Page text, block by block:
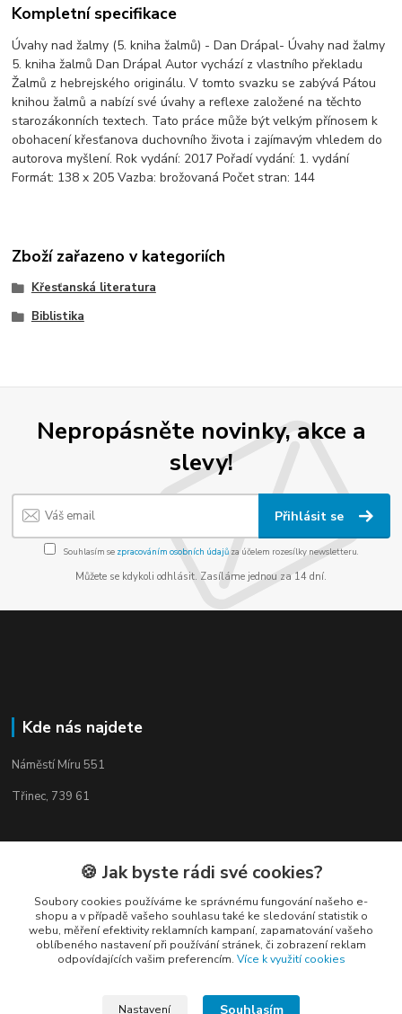
Kompletní specifikace
Úvahy nad žalmy (5. kniha žalmů) - Dan Drápal- Úvahy nad žalmy
5. kniha žalmů Dan Drápal Autor vychází z vlastního překladu
Žalmů z hebrejského originálu. V tomto svazku se zabývá Pátou
knihou žalmů a nabízí své úvahy a reflexe založené na těchto
starozákonních textech. Tato práce může být velkým přínosem k
obohacení křesťanova duchovního života i zajímavým vhledem do
autorova myšlení. Rok vydání: 2017 Pořadí vydání: 1. vydání
Formát: 138 x 205 Vazba: brožovaná Počet stran: 144
Zboží zařazeno v kategoriích
Křesťanská literatura
Biblistika
Nepropásněte novinky, akce a
slevy!
Přihlásit se
Souhlasím se zpracováním osobních údajůza účelem rozesílky newsletteru.
Můžete se kdykoli odhlásit. Zasíláme jednou za 14 dní.
Kde nás najdete
Náměstí Míru 551
Třinec, 739 61
Kontakty
🍪 Jak byste rádi své cookies?
Soubory cookies používáme ke správnému fungování našeho e-
shopu a v případě vašeho souhlasu také ke sledování statistik o
webu, měření efektivity reklamních kampaní, zapamatování vašeho
oblíbeného nastavení při používání stránek, či zobrazení reklam
odpovídajících vašim preferencím. Více k využití cookies
Nastavení Souhlasím